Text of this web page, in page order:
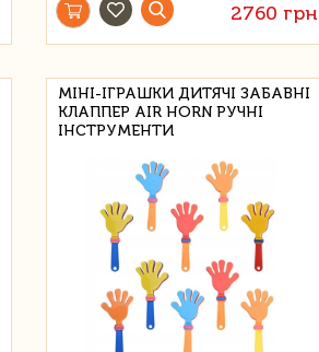
2760 грн
МІНІ-ІГРАШКИ ДИТЯЧІ ЗАБАВНІ
КЛАППЕР AIR HORN РУЧНІ
ІНСТРУМЕНТИ